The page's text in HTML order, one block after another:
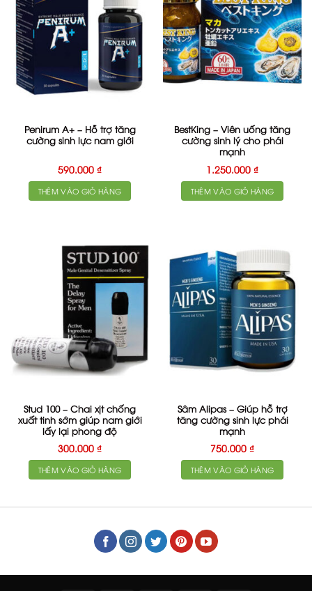
Penirum A+ – Hỗ trợ tăng
cường sinh lực nam giới
590.000 ₫
THÊM VÀO GIỎ HÀNG
BestKing – Viên uống tăng
cường sinh lý cho phái
mạnh
1.250.000 ₫
THÊM VÀO GIỎ HÀNG
Stud 100 – Chai xịt chống
xuất tinh sớm giúp nam giới
lấy lại phong độ
300.000 ₫
THÊM VÀO GIỎ HÀNG
Sâm Alipas – Giúp hỗ trợ
tăng cường sinh lực phái
mạnh
750.000 ₫
THÊM VÀO GIỎ HÀNG